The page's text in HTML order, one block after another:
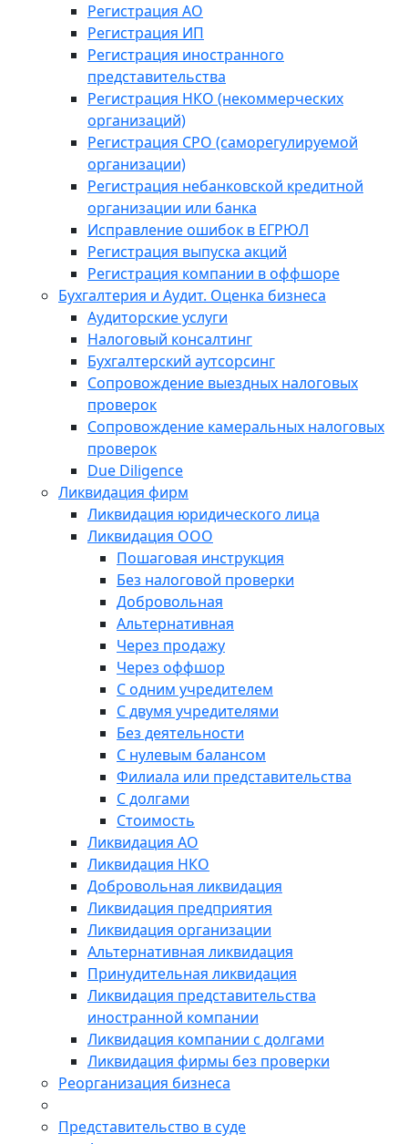
Регистрация АО
Регистрация ИП
Регистрация иностранного
представительства
Регистрация НКО (некоммерческих
организаций)
Регистрация СРО (саморегулируемой
организации)
Регистрация небанковской кредитной
организации или банка
Исправление ошибок в ЕГРЮЛ
Регистрация выпуска акций
Регистрация компании в оффшоре
Бухгалтерия и Аудит. Оценка бизнеса
Аудиторские услуги
Налоговый консалтинг
Бухгалтерский аутсорсинг
Сопровождение выездных налоговых
проверок
Сопровождение камеральных налоговых
проверок
Due Diligence
Ликвидация фирм
Ликвидация юридического лица
Ликвидация ООО
Пошаговая инструкция
Без налоговой проверки
Добровольная
Альтернативная
Через продажу
Через оффшор
С одним учредителем
С двумя учредителями
Без деятельности
С нулевым балансом
Филиала или представительства
С долгами
Стоимость
Ликвидация АО
Ликвидация НКО
Добровольная ликвидация
Ликвидация предприятия
Ликвидация организации
Альтернативная ликвидация
Принудительная ликвидация
Ликвидация представительства
иностранной компании
Ликвидация компании с долгами
Ликвидация фирмы без проверки
Реорганизация бизнеса
Представительство в суде